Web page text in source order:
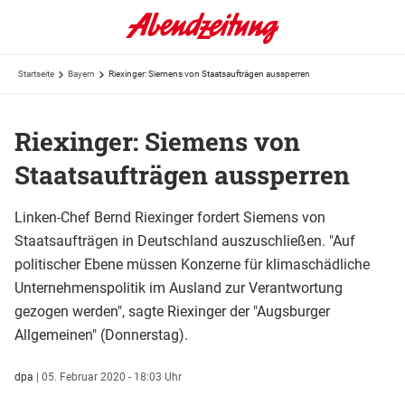
Startseite Bayern Riexinger: Siemens von Staatsaufträgen aussperren
Riexinger: Siemens von
Staatsaufträgen aussperren
Linken-Chef Bernd Riexinger fordert Siemens von
Staatsaufträgen in Deutschland auszuschließen. "Auf
politischer Ebene müssen Konzerne für klimaschädliche
Unternehmenspolitik im Ausland zur Verantwortung
gezogen werden", sagte Riexinger der "Augsburger
Allgemeinen" (Donnerstag).
dpa | 05. Februar 2020 - 18:03 Uhr